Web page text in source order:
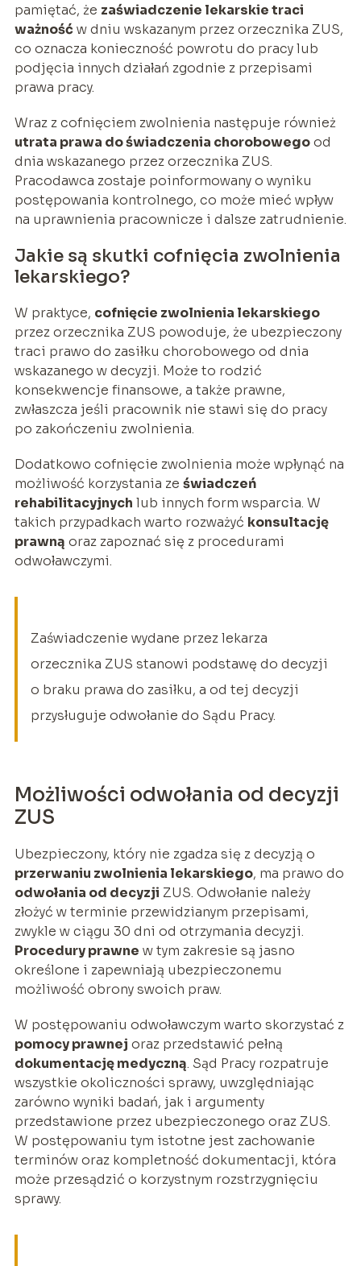
pamiętać, że zaświadczenie lekarskie traci
ważnośćw dniu wskazanym przez orzecznika ZUS,
co oznacza konieczność powrotu do pracy lub
podjęcia innych działań zgodnie z przepisami
prawa pracy.
Wraz z cofnięciem zwolnienia następuje również
utrata prawa do świadczenia chorobowegood
dnia wskazanego przez orzecznika ZUS.
Pracodawca zostaje poinformowany o wyniku
postępowania kontrolnego, co może mieć wpływ
na uprawnienia pracownicze i dalsze zatrudnienie.
Jakie są skutki cofnięcia zwolnienia
lekarskiego?
W praktyce, cofnięcie zwolnienia lekarskiego
przez orzecznika ZUS powoduje, że ubezpieczony
traci prawo do zasiłku chorobowego od dnia
wskazanego w decyzji. Może to rodzić
konsekwencje finansowe, a także prawne,
zwłaszcza jeśli pracownik nie stawi się do pracy
po zakończeniu zwolnienia.
Dodatkowo cofnięcie zwolnienia może wpłynąć na
możliwość korzystania ze świadczeń
rehabilitacyjnych lub innych form wsparcia. W
takich przypadkach warto rozważyć konsultację
prawną oraz zapoznać się z procedurami
odwoławczymi.
Zaświadczenie wydane przez lekarza
orzecznika ZUS stanowi podstawę do decyzji
o braku prawa do zasiłku, a od tej decyzji
przysługuje odwołanie do Sądu Pracy.
Możliwości odwołania od decyzji
ZUS
Ubezpieczony, który nie zgadza się z decyzją o
przerwaniu zwolnienia lekarskiego, ma prawo do
odwołania od decyzji ZUS. Odwołanie należy
złożyć w terminie przewidzianym przepisami,
zwykle w ciągu 30 dni od otrzymania decyzji.
Procedury prawne w tym zakresie są jasno
określone i zapewniają ubezpieczonemu
możliwość obrony swoich praw.
W postępowaniu odwoławczym warto skorzystać z
pomocy prawnej oraz przedstawić pełną
dokumentację medyczną. Sąd Pracy rozpatruje
wszystkie okoliczności sprawy, uwzględniając
zarówno wyniki badań, jak i argumenty
przedstawione przez ubezpieczonego oraz ZUS.
W postępowaniu tym istotne jest zachowanie
terminów oraz kompletność dokumentacji, która
może przesądzić o korzystnym rozstrzygnięciu
sprawy.